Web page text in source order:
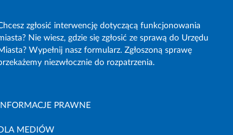
zgłosić interwencję dotyczącą funkcjonowania
Nie wiesz, gdzie się zgłosić ze sprawą do Urzędu
Wypełnij nasz formularz. Zgłoszoną sprawę
niezwłocznie do rozpatrzenia.
INFORMACJE PRAWNE
MEDIÓW